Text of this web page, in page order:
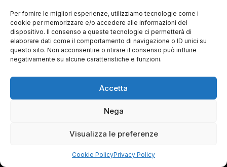
Per fornire le migliori esperienze, utilizziamo tecnologie come i
cookie per memorizzare e/o accedere alle informazioni del
dispositivo. Il consenso a queste tecnologie ci permetterà di
elaborare dati come il comportamento di navigazione o ID unici su
questo sito. Non acconsentire o ritirare il consenso può influire
negativamente su alcune caratteristiche e funzioni.
Accetta
Nega
Visualizza le preferenze
Cookie PolicyPrivacy Policy